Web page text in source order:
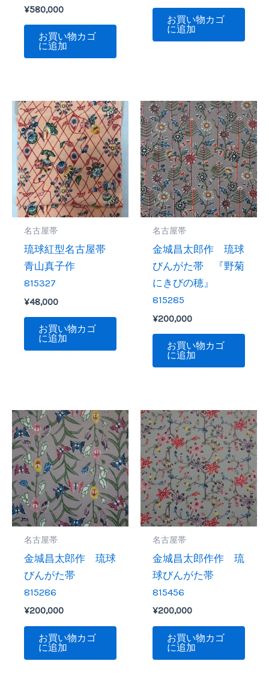
¥580,000
お買い物カゴ
に追加
お買い物カゴ
に追加
名古屋帯
琉球紅型名古屋帯
青山真子作
815327
¥48,000
お買い物カゴ
に追加
名古屋帯
金城昌太郎作 琉球
びんがた帯 『野菊
にきびの穂』
815285
¥200,000
お買い物カゴ
に追加
名古屋帯
金城昌太郎作 琉球
びんがた帯
815286
¥200,000
お買い物カゴ
に追加
名古屋帯
金城昌太郎作作 琉
球びんがた帯
815456
¥200,000
お買い物カゴ
に追加